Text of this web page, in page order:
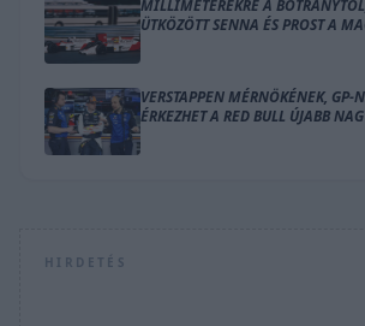
MILLIMÉTEREKRE A
ÜTKÖZÖTT SENNA ÉS PROST A
VERSTAPPEN MÉRNÖKÉNEK, GP-
ÉRKEZHET A RED BULL ÚJABB
HIRDETÉS